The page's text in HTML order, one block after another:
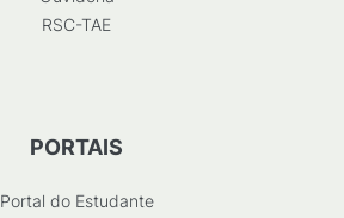
RSC-TAE
PORTAIS
Portal do Estudante